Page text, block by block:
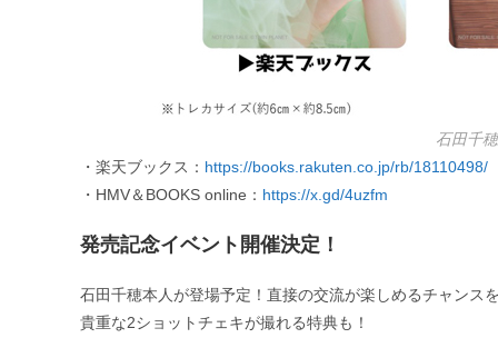
石田千
・楽天ブックス： https://books.rakuten.co.jp/rb/18110498/
・HMV＆BOOKS online： https://x.gd/4uzfm
発売記念イベント開催決定！
石田千穂本人が登場予定！直接の交流が楽しめるチャンス
貴重な2ショットチェキが撮れる特典も！